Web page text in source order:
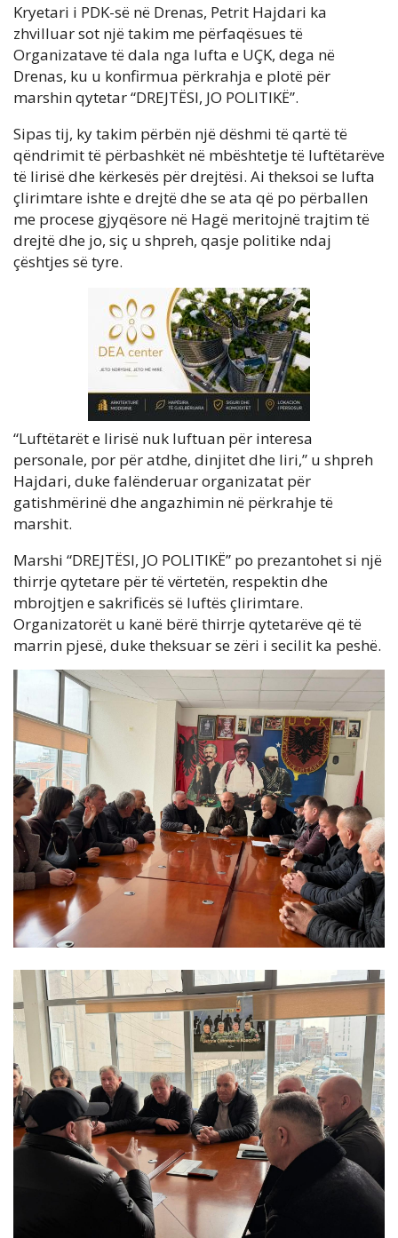
Kryetari i PDK-së në Drenas, Petrit Hajdari ka
zhvilluar sot një takim me përfaqësues të
Organizatave të dala nga lufta e UÇK, dega në
Drenas, ku u konfirmua përkrahja e plotë për
marshin qytetar “DREJTËSI, JO POLITIKË”.
Sipas tij, ky takim përbën një dëshmi të qartë të
qëndrimit të përbashkët në mbështetje të luftëtarëve
të lirisë dhe kërkesës për drejtësi. Ai theksoi se lufta
çlirimtare ishte e drejtë dhe se ata që po përballen
me procese gjyqësore në Hagë meritojnë trajtim të
drejtë dhe jo, siç u shpreh, qasje politike ndaj
çështjes së tyre.
“Luftëtarët e lirisë nuk luftuan për interesa
personale, por për atdhe, dinjitet dhe liri,” u shpreh
Hajdari, duke falënderuar organizatat për
gatishmërinë dhe angazhimin në përkrahje të
marshit.
Marshi “DREJTËSI, JO POLITIKË” po prezantohet si një
thirrje qytetare për të vërtetën, respektin dhe
mbrojtjen e sakrificës së luftës çlirimtare.
Organizatorët u kanë bërë thirrje qytetarëve që të
marrin pjesë, duke theksuar se zëri i secilit ka peshë.